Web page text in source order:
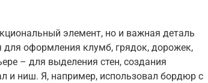
элемент, но и важная деталь
оформления клумб, грядок, дорожек,
– для выделения стен, создания
и ниш. Я, например, использовал бордюр с